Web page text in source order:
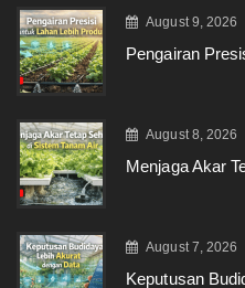
August 9, 2026
Pengairan
August 8, 2026
Menjaga Akar
August 7, 2026
Keputusan